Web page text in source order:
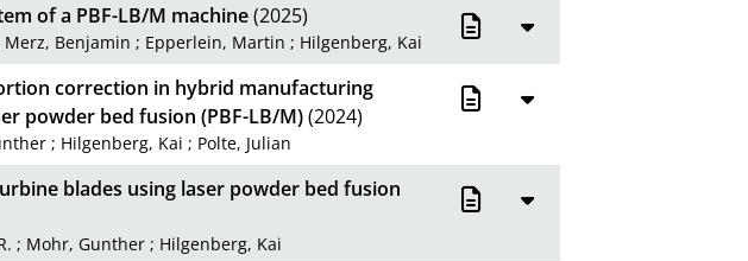
of a PBF-LB/M machine(2025)
Merz, Benjamin ; Epperlein, Martin ; Hilgenberg, Kai
correction in hybrid manufacturing
powder bed fusion (PBF-LB/M)(2024)
; Hilgenberg, Kai ; Polte, Julian
blades using laser powder bed fusion
; Mohr, Gunther ; Hilgenberg, Kai